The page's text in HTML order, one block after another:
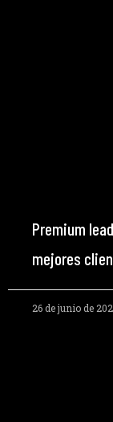
Premium
mejores
26 de junio de